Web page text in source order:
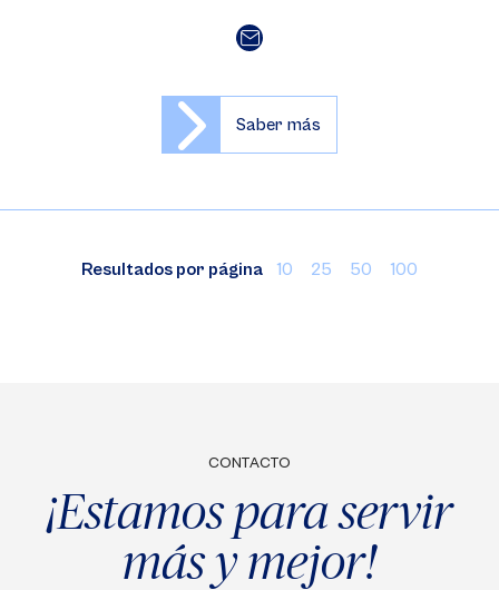
Saber más
Resultados por página 10 25 50 100
CONTACTO
¡Estamos para servir
más y mejor!